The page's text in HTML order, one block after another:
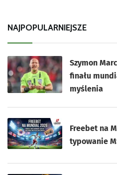
NAJPOPULARNIEJSZE
Szymon
finału
myślenia
Freebet na
typowanie